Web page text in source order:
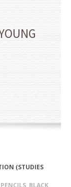
(STUDIES
BLACK